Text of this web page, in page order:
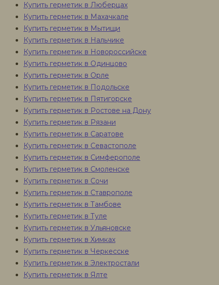
Купить герметик в Люберцах
Купить герметик в Махачкале
Купить герметик в Мытищи
Купить герметик в Нальчике
Купить герметик в Новороссийске
Купить герметик в Одинцово
Купить герметик в Орле
Купить герметик в Подольске
Купить герметик в Пятигорске
Купить герметик в Ростове на Дону
Купить герметик в Рязани
Купить герметик в Саратове
Купить герметик в Севастополе
Купить герметик в Симферополе
Купить герметик в Смоленске
Купить герметик в Сочи
Купить герметик в Ставрополе
Купить герметик в Тамбове
Купить герметик в Туле
Купить герметик в Ульяновске
Купить герметик в Химках
Купить герметик в Черкесске
Купить герметик в Электростали
Купить герметик в Ялте